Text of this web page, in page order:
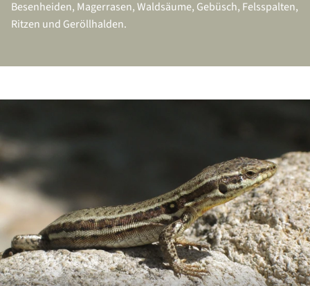
Besenheiden, Magerrasen, Waldsäume, Gebüsch, Felsspalten,
Ritzen und Geröllhalden.